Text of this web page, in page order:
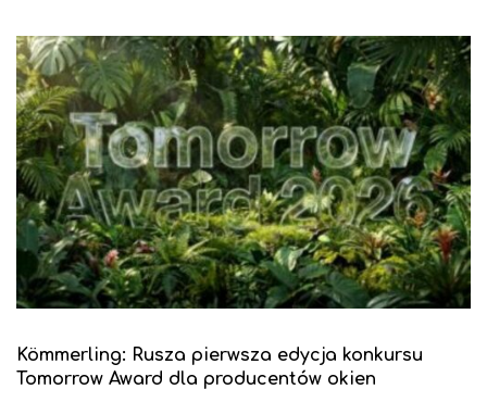
Kömmerling: Rusza pierwsza edycja konkursu
Tomorrow Award dla producentów okien